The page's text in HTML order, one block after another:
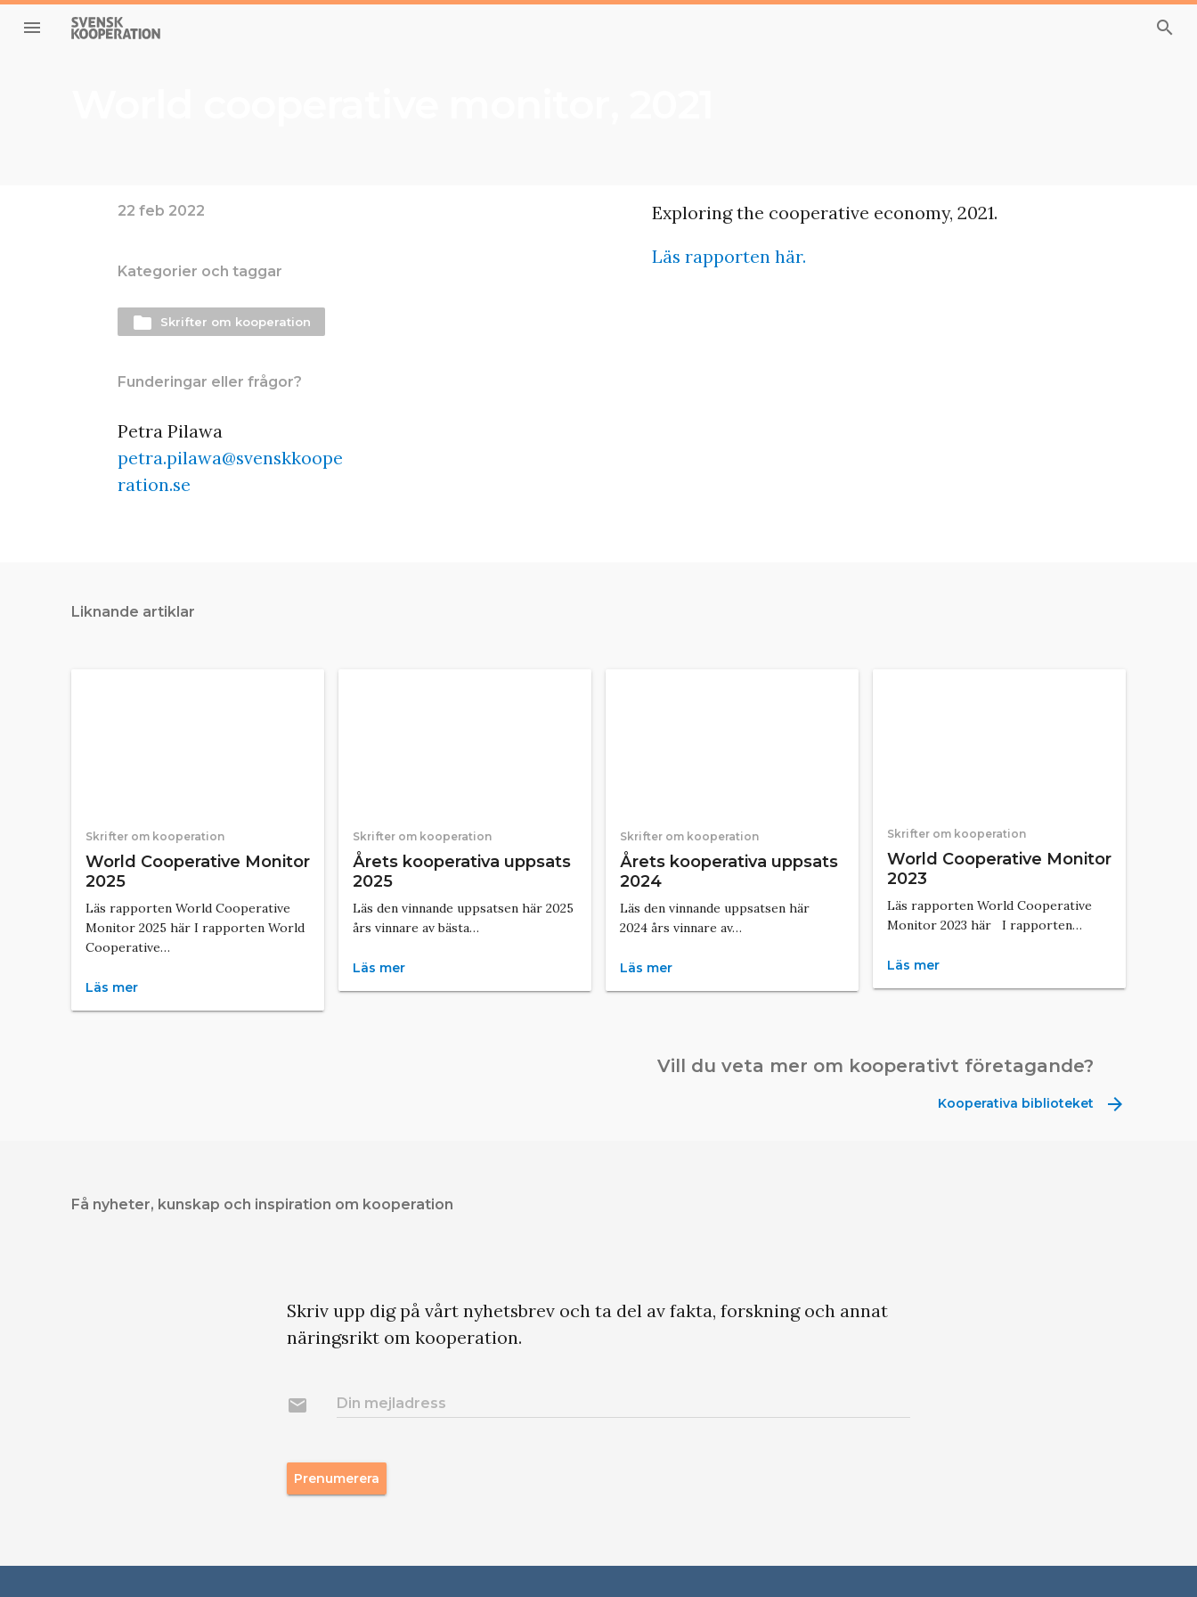
menu search
Exploring the cooperative economy, 2021.
Läs rapporten här.
22 feb 2022
Kategorier och taggar
folder Skrifter om kooperation
Funderingar eller frågor?
Petra Pilawa
petra.pilawa@svenskkoope
ration.se
Liknande artiklar
Skrifter om kooperation
World Cooperative Monitor
2025
Läs rapporten World Cooperative
Monitor 2025 här I rapporten World
Cooperative…
Läs mer
Skrifter om kooperation
Årets kooperativa uppsats
2025
Läs den vinnande uppsatsen här 2025
års vinnare av bästa…
Läs mer
Skrifter om kooperation
Årets kooperativa uppsats
2024
Läs den vinnande uppsatsen här
2024 års vinnare av…
Läs mer
Skrifter om kooperation
World Cooperative Monitor
2023
Läs rapporten World Cooperative
Monitor 2023 här I rapporten…
Läs mer
Vill du veta mer om kooperativt företagande?
Kooperativa biblioteket arrow_forward
Få nyheter, kunskap och inspiration om kooperation
Skriv upp dig på vårt nyhetsbrev och ta del av fakta, forskning och annat
näringsrikt om kooperation.
email Din mejladress
Prenumerera